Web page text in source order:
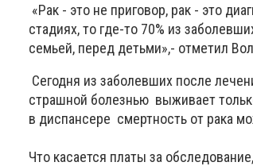
«Рак - это не приговор, рак - это
стадиях, то где-то 70% из
семьей, перед детьми»,- отметил
Сегодня из заболевших после
страшной болезнью выживает
в диспансере смертность от рака
Что касается платы за